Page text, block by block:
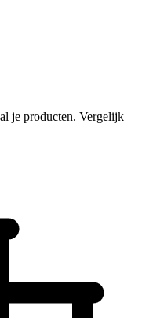
je producten. Vergelijk